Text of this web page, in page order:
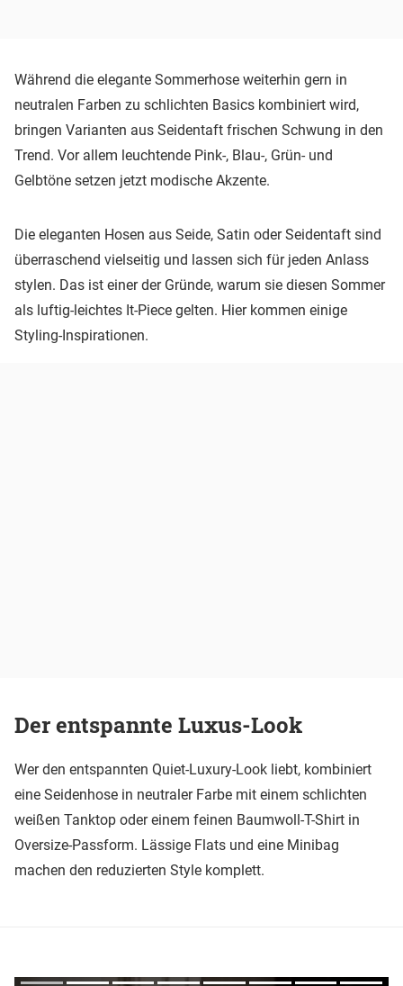
Während die elegante Sommerhose weiterhin gern in
neutralen Farben zu schlichten Basics kombiniert wird,
bringen Varianten aus Seidentaft frischen Schwung in den
Trend. Vor allem leuchtende Pink-, Blau-, Grün- und
Gelbtöne setzen jetzt modische Akzente.
Die eleganten Hosen aus Seide, Satin oder Seidentaft sind
überraschend vielseitig und lassen sich für jeden Anlass
stylen. Das ist einer der Gründe, warum sie diesen Sommer
als luftig-leichtes It-Piece gelten. Hier kommen einige
Styling-Inspirationen.
Der entspannte Luxus-Look
Wer den entspannten Quiet-Luxury-Look liebt, kombiniert
eine Seidenhose in neutraler Farbe mit einem schlichten
weißen Tanktop oder einem feinen Baumwoll-T-Shirt in
Oversize-Passform. Lässige Flats und eine Minibag
machen den reduzierten Style komplett.